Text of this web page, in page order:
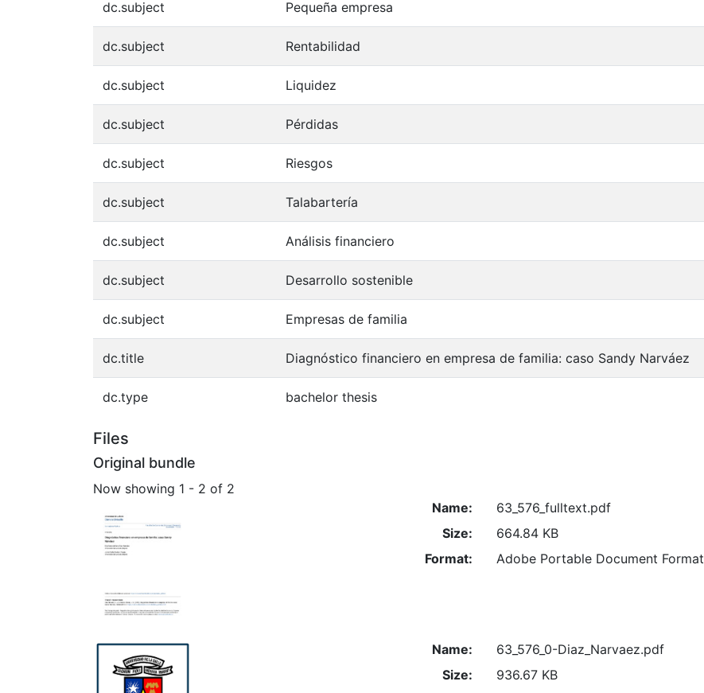
dc.subject Pequeña empresa
dc.subject Rentabilidad
dc.subject Liquidez
dc.subject Pérdidas
dc.subject Riesgos
dc.subject Talabartería
dc.subject Análisis financiero
dc.subject Desarrollo sostenible
dc.subject Empresas de familia
dc.title Diagnóstico financiero en empresa de familia: caso Sandy Narváez
dc.type bachelor thesis
Files
Original bundle
Now showing 1 - 2 of 2
Name:
63_576_fulltext.pdf
Size:
664.84 KB
Format:
Adobe Portable Document Format
Name:
63_576_0-Diaz_Narvaez.pdf
Size:
936.67 KB